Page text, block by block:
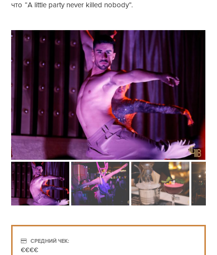
что “A little party never killed nobody”.
СРЕДНИЙ ЧЕК:
€€€€